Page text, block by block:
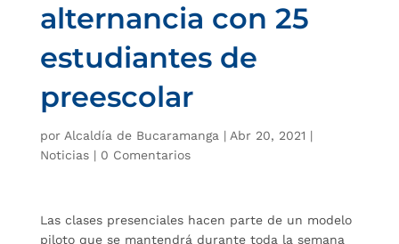
alternancia con 25
estudiantes de
preescolar
por Alcaldía de Bucaramanga | Abr 20, 2021 |
Noticias| 0 Comentarios
Las clases presenciales hacen parte de un modelo
piloto que se mantendrá durante toda la semana